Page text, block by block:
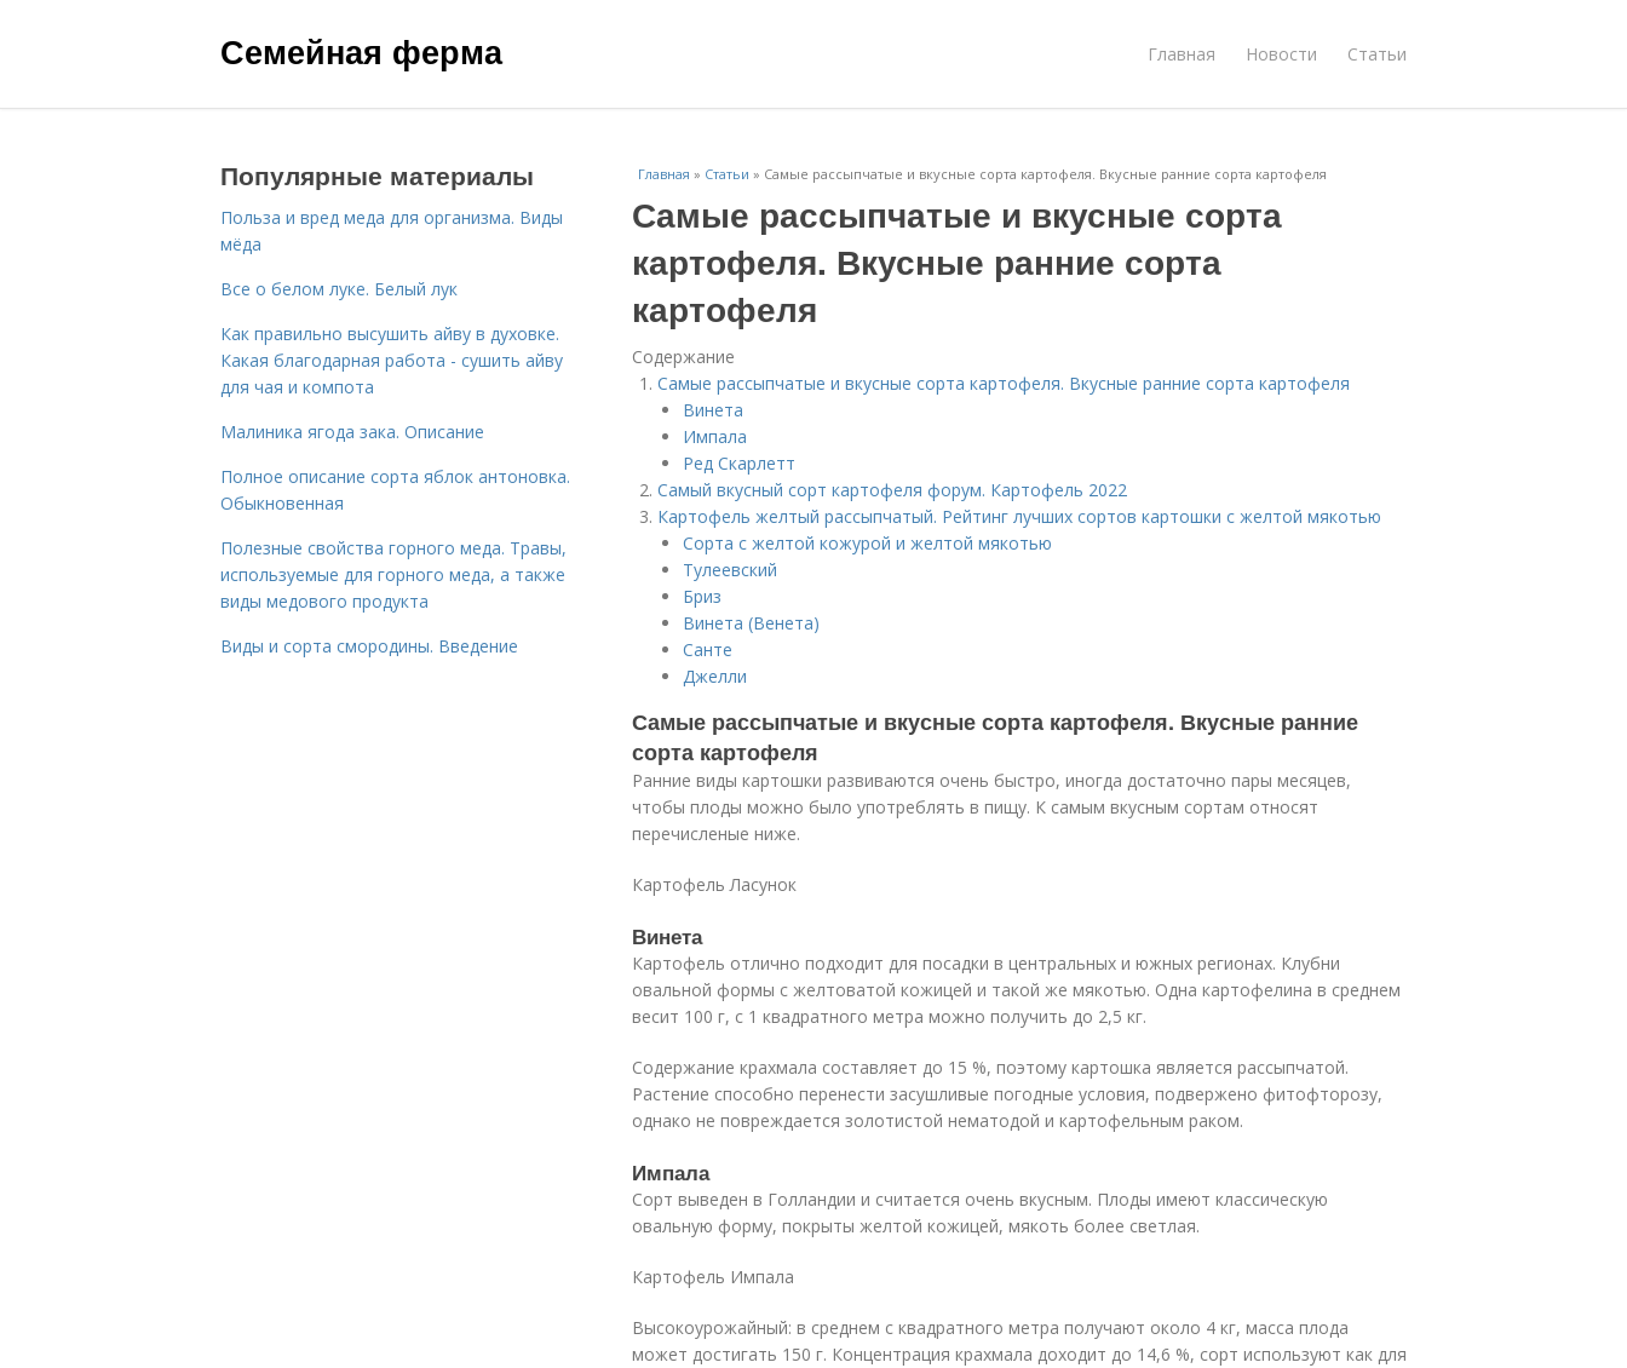
Семейная ферма Главная Новости Статьи
Главная » Статьи » Самые рассыпчатые и вкусные сорта картофеля. Вкусные ранние сорта картофеля
Самые рассыпчатые и вкусные сорта
картофеля. Вкусные ранние сорта
картофеля
Содержание
Самые рассыпчатые и вкусные сорта картофеля. Вкусные ранние сорта картофеля
Винета
Импала
Ред Скарлетт
Самый вкусный сорт картофеля форум. Картофель 2022
Картофель желтый рассыпчатый. Рейтинг лучших сортов картошки с желтой мякотью
Сорта с желтой кожурой и желтой мякотью
Тулеевский
Бриз
Винета (Венета)
Санте
Джелли
Самые рассыпчатые и вкусные сорта картофеля. Вкусные ранние
сорта картофеля
Ранние виды картошки развиваются очень быстро, иногда достаточно пары месяцев,
чтобы плоды можно было употреблять в пищу. К самым вкусным сортам относят
перечисленые ниже.
Картофель Ласунок
Винета
Картофель отлично подходит для посадки в центральных и южных регионах. Клубни
овальной формы с желтоватой кожицей и такой же мякотью. Одна картофелина в среднем
весит 100 г, с 1 квадратного метра можно получить до 2,5 кг.
Содержание крахмала составляет до 15 %, поэтому картошка является рассыпчатой.
Растение способно перенести засушливые погодные условия, подвержено фитофторозу,
однако не повреждается золотистой нематодой и картофельным раком.
Импала
Сорт выведен в Голландии и считается очень вкусным. Плоды имеют классическую
овальную форму, покрыты желтой кожицей, мякоть более светлая.
Картофель Импала
Высокоурожайный: в среднем с квадратного метра получают около 4 кг, масса плода
может достигать 150 г. Концентрация крахмала доходит до 14,6 %, сорт используют как для
Популярные материалы
Польза и вред меда для организма. Виды
мёда
Все о белом луке. Белый лук
Как правильно высушить айву в духовке.
Какая благодарная работа - сушить айву
для чая и компота
Малиника ягода зака. Описание
Полное описание сорта яблок антоновка.
Обыкновенная
Полезные свойства горного меда. Травы,
используемые для горного меда, а также
виды медового продукта
Виды и сорта смородины. Введение